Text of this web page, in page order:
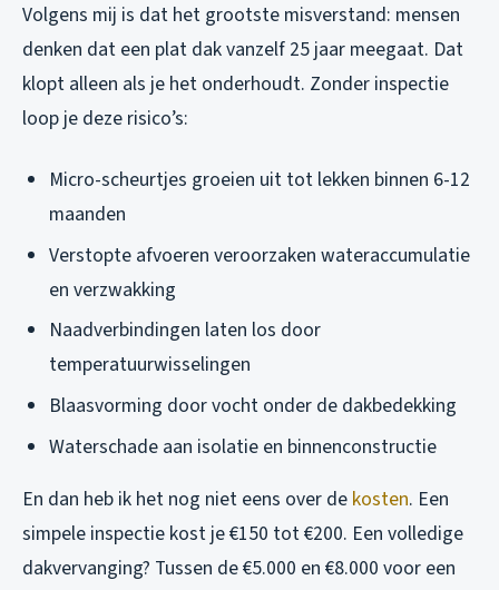
Volgens mij is dat het grootste misverstand: mensen
denken dat een plat dak vanzelf 25 jaar meegaat. Dat
klopt alleen als je het onderhoudt. Zonder inspectie
loop je deze risico’s:
Micro-scheurtjes groeien uit tot lekken binnen 6-12
maanden
Verstopte afvoeren veroorzaken wateraccumulatie
en verzwakking
Naadverbindingen laten los door
temperatuurwisselingen
Blaasvorming door vocht onder de dakbedekking
Waterschade aan isolatie en binnenconstructie
En dan heb ik het nog niet eens over de kosten. Een
simpele inspectie kost je €150 tot €200. Een volledige
dakvervanging? Tussen de €5.000 en €8.000 voor een